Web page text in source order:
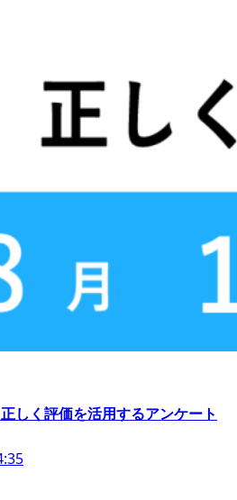
しく評価を活用するアンケート